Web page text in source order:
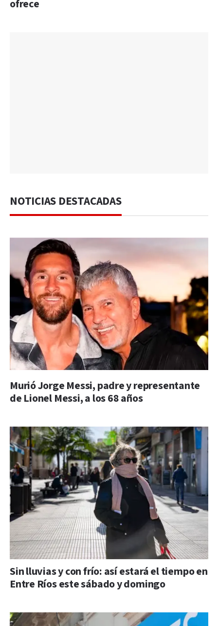
ofrece
NOTICIAS DESTACADAS
Murió Jorge Messi, padre y representante
de Lionel Messi, a los 68 años
Sin lluvias y con frío: así estará el tiempo en
Entre Ríos este sábado y domingo